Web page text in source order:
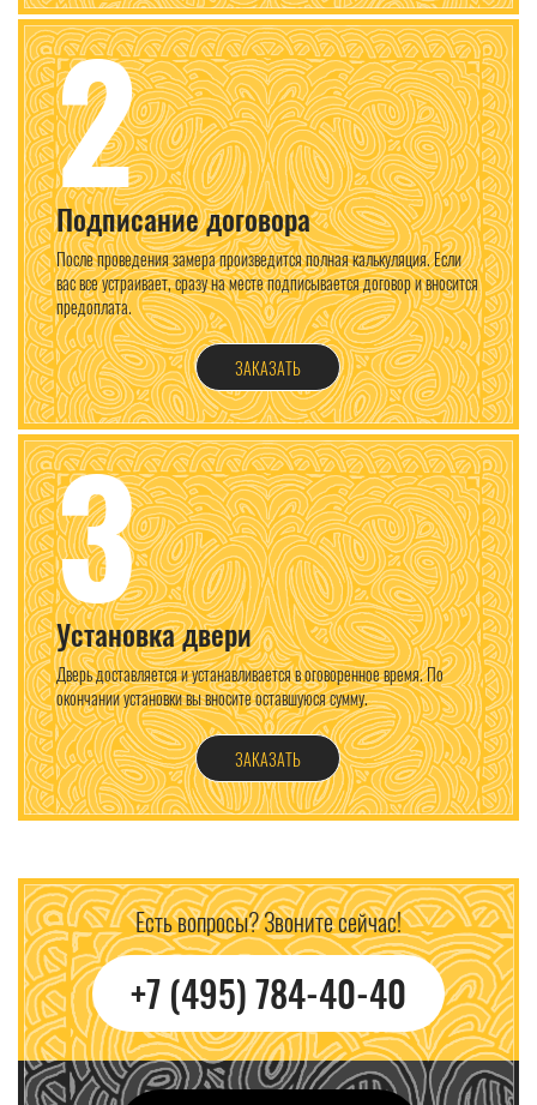
2
Подписание договора
После проведения замера произведится полная калькуляция. Если
вас все устраивает, сразу на месте подписывается договор и вносится
предоплата.
ЗАКАЗАТЬ
3
Установка двери
Дверь доставляется и устанавливается в оговоренное время. По
окончании установки вы вносите оставшуюся сумму.
ЗАКАЗАТЬ
Есть вопросы? Звоните сейчас!
+7 (495) 784-40-40